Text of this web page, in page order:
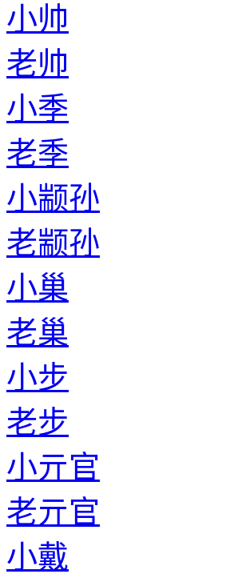
小帅
老帅
小季
老季
小颛孙
老颛孙
小巢
老巢
小步
老步
小亓官
老亓官
小戴